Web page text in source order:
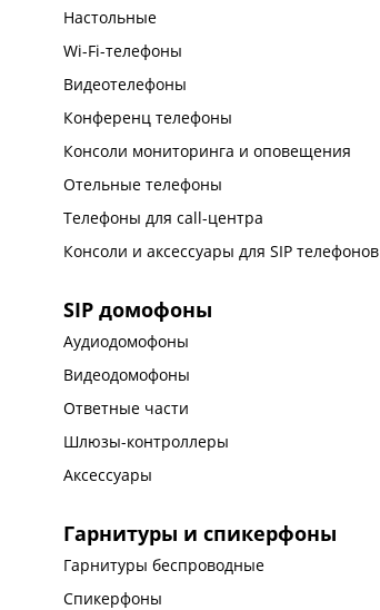
Настольные
Wi-Fi-телефоны
Видеотелефоны
Конференц телефоны
Консоли мониторинга и оповещения
Отельные телефоны
Телефоны для call-центра
Консоли и аксессуары для SIP телефонов
SIP домофоны
Аудиодомофоны
Видеодомофоны
Ответные части
Шлюзы-контроллеры
Аксессуары
Гарнитуры и спикерфоны
Гарнитуры беспроводные
Спикерфоны